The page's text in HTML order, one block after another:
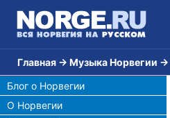
Главная → Музыка Норвегии →
Блог о Норвегии
О Норвегии